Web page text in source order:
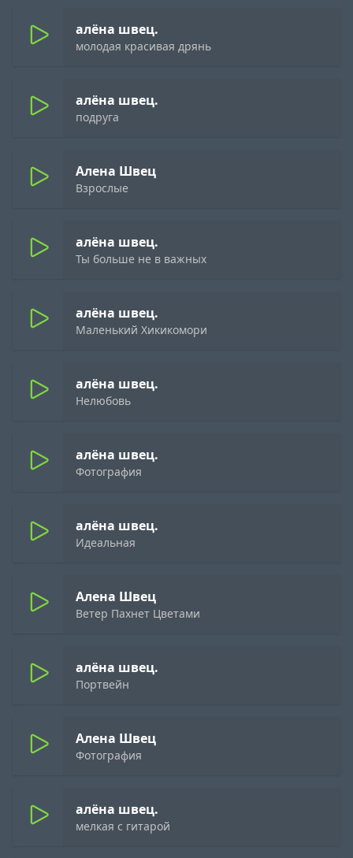
алёна швец.
молодая красивая дрянь
алёна швец.
подруга
Алена Швец
Взрослые
алёна швец.
Ты больше не в важных
алёна швец.
Маленький Хикикомори
алёна швец.
Нелюбовь
алёна швец.
Фотография
алёна швец.
Идеальная
Алена Швец
Ветер Пахнет Цветами
алёна швец.
Портвейн
Алена Швец
Фотография
алёна швец.
мелкая с гитарой